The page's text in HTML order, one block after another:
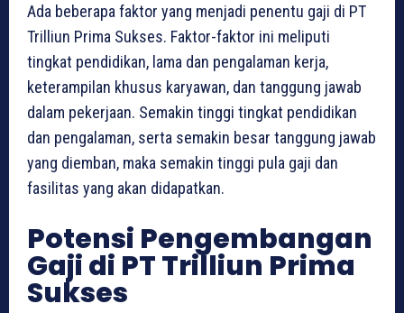
Ada beberapa faktor yang menjadi penentu gaji di PT
Trilliun Prima Sukses. Faktor-faktor ini meliputi
tingkat pendidikan, lama dan pengalaman kerja,
keterampilan khusus karyawan, dan tanggung jawab
dalam pekerjaan. Semakin tinggi tingkat pendidikan
dan pengalaman, serta semakin besar tanggung jawab
yang diemban, maka semakin tinggi pula gaji dan
fasilitas yang akan didapatkan.
Potensi Pengembangan
Gaji di PT Trilliun Prima
Sukses